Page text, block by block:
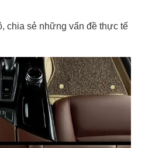
chia sẻ những vấn đề thực tế